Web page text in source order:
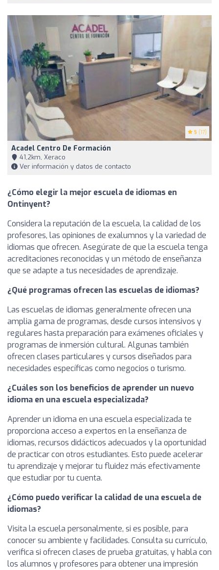
5 (17)
Acadel Centro De Formación
41,2km, Xeraco
Ver información y datos de contacto
¿Cómo elegir la mejor escuela de idiomas en
Ontinyent?
Considera la reputación de la escuela, la calidad de los
profesores, las opiniones de exalumnos y la variedad de
idiomas que ofrecen. Asegúrate de que la escuela tenga
acreditaciones reconocidas y un método de enseñanza
que se adapte a tus necesidades de aprendizaje.
¿Qué programas ofrecen las escuelas de idiomas?
Las escuelas de idiomas generalmente ofrecen una
amplia gama de programas, desde cursos intensivos y
regulares hasta preparación para exámenes oficiales y
programas de inmersión cultural. Algunas también
ofrecen clases particulares y cursos diseñados para
necesidades específicas como negocios o turismo.
¿Cuáles son los beneficios de aprender un nuevo
idioma en una escuela especializada?
Aprender un idioma en una escuela especializada te
proporciona acceso a expertos en la enseñanza de
idiomas, recursos didácticos adecuados y la oportunidad
de practicar con otros estudiantes. Esto puede acelerar
tu aprendizaje y mejorar tu fluidez más efectivamente
que estudiar por tu cuenta.
¿Cómo puedo verificar la calidad de una escuela de
idiomas?
Visita la escuela personalmente, si es posible, para
conocer su ambiente y facilidades. Consulta su currículo,
verifica si ofrecen clases de prueba gratuitas, y habla con
los alumnos y profesores para obtener una impresión